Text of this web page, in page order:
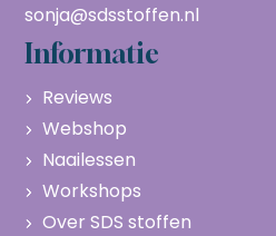
sonja@sdsstoffen.nl
Informatie
Reviews
Webshop
Naailessen
Workshops
Over SDS stoffen